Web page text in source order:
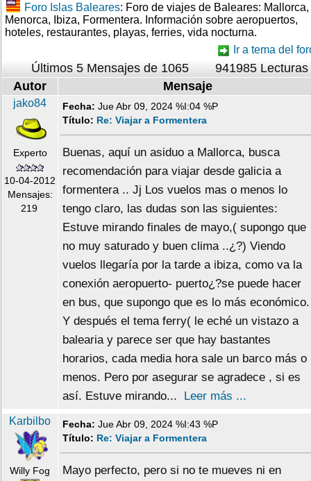
Foro Islas Baleares: Foro de viajes de Baleares: Mallorca,
Menorca, Ibiza, Formentera. Información sobre aeropuertos,
hoteles, restaurantes, playas, ferries, vida nocturna.
Ir a tema del
Últimos 5 Mensajes de 1065
941985 Lecturas
Autor
Mensaje
jako84
Experto
10-04-2012
Mensajes:
219
Fecha: Jue Abr 09, 2024 %I:04 %P
Título: Re: Viajar a Formentera
Buenas, aquí un asiduo a Mallorca, busca
recomendación para viajar desde galicia a
formentera .. Jj Los vuelos mas o menos lo
tengo claro, las dudas son las siguientes:
Estuve mirando finales de mayo,( supongo que
no muy saturado y buen clima ..¿?) Viendo
vuelos llegaría por la tarde a ibiza, como va la
conexión aeropuerto- puerto¿?se puede hacer
en bus, que supongo que es lo más económico.
Y después el tema ferry( le eché un vistazo a
balearia y parece ser que hay bastantes
horarios, cada media hora sale un barco más o
menos. Pero por asegurar se agradece , si es
así. Estuve mirando... Leer más ...
Karbilbo
Willy Fog
Fecha: Jue Abr 09, 2024 %I:43 %P
Título: Re: Viajar a Formentera
Mayo perfecto, pero si no te mueves ni en